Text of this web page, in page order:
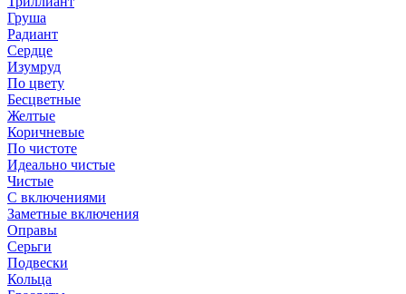
Груша
Радиант
Сердце
Изумруд
По цвету
Бесцветные
Желтые
Коричневые
По чистоте
Идеально чистые
Чистые
С включениями
Заметные включения
Оправы
Серьги
Подвески
Кольца